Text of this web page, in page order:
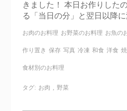
きました！ 本日お作りした
る「当日の分」と翌日以降に
お肉のお料理 お野菜のお料理 お魚の
作り置き 保存 写真 冷凍 和食 洋食
食材別のお料理
タグ: お肉 , 野菜